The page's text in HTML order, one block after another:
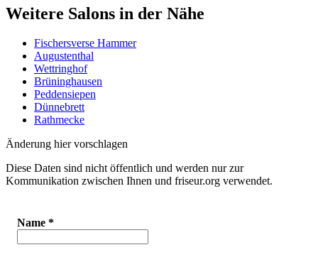
Weitere Salons in der Nähe
Fischersverse Hammer
Augustenthal
Wettringhof
Brüninghausen
Peddensiepen
Dünnebrett
Rathmecke
Änderung hier vorschlagen
Diese Daten sind nicht öffentlich und werden nur zur
Kommunikation zwischen Ihnen und friseur.org verwendet.
Name *